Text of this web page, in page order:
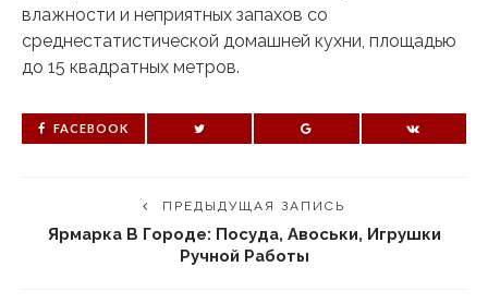
влажности и неприятных запахов со
среднестатистической домашней кухни, площадью
до 15 квадратных метров.
FACEBOOK
ПРЕДЫДУЩАЯ ЗАПИСЬ
Ярмарка В Городе: Посуда, Авоськи, Игрушки
Ручной Работы